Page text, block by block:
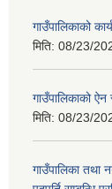
गाउँपालिकाको
मिति: 08/23/
गाउँपालिकाको
मिति: 08/23/
गाउँपालिका तथा